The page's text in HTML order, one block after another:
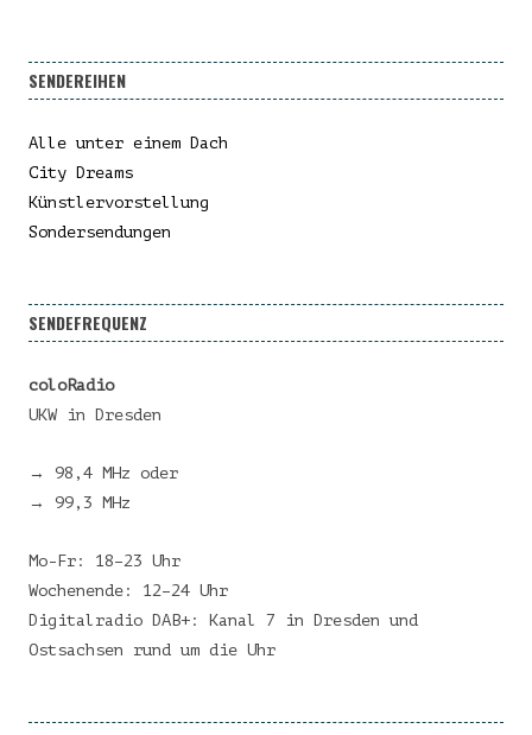
SENDEREIHEN
Alle unter einem Dach
City Dreams
Künstlervorstellung
Sondersendungen
SENDEFREQUENZ
coloRadio
UKW in Dresden
→ 98,4 MHz oder
→ 99,3 MHz
Mo-Fr: 18–23 Uhr
Wochenende: 12–24 Uhr
Digitalradio DAB+: Kanal 7 in Dresden und
Ostsachsen rund um die Uhr